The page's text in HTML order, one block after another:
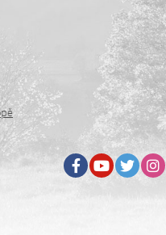
FacebookYoutubeTwitter